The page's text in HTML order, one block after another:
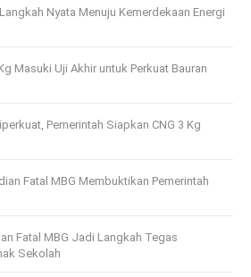
Nyata Menuju Kemerdekaan Energi
Masuki Uji Akhir untuk Perkuat Bauran
Pemerintah Siapkan CNG 3 Kg
Fatal MBG Membuktikan Pemerintah
Fatal MBG Jadi Langkah Tegas
Sekolah